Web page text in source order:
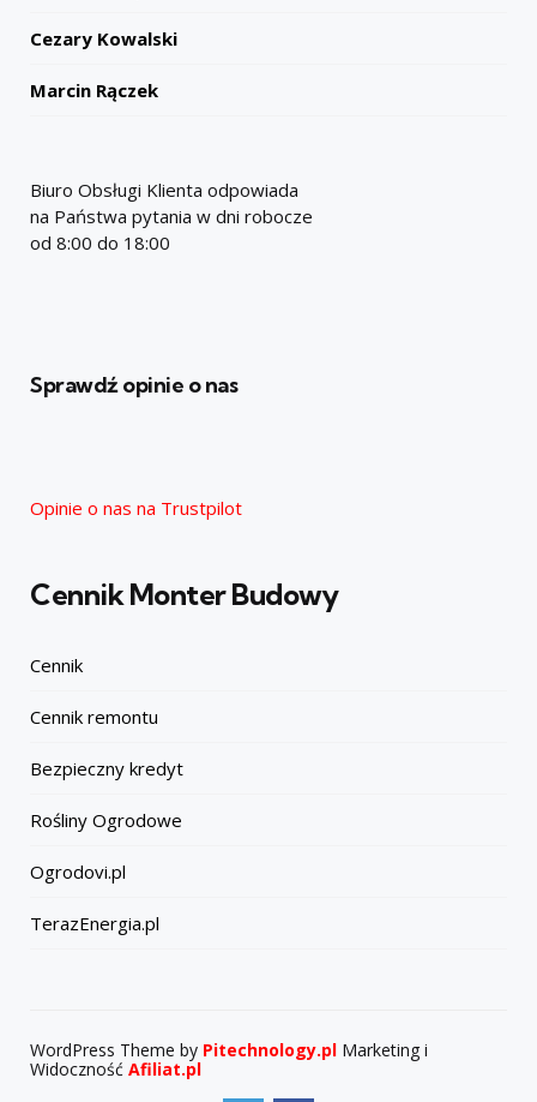
Cezary Kowalski
Marcin Rączek
Biuro Obsługi Klienta odpowiada
na Państwa pytania w dni robocze
od 8:00 do 18:00
Sprawdź opinie o nas
Opinie o nas na Trustpilot
Cennik Monter Budowy
Cennik
Cennik remontu
Bezpieczny kredyt
Rośliny Ogrodowe
Ogrodovi.pl
TerazEnergia.pl
WordPress Theme by Pitechnology.pl Marketing i
Widoczność Afiliat.pl